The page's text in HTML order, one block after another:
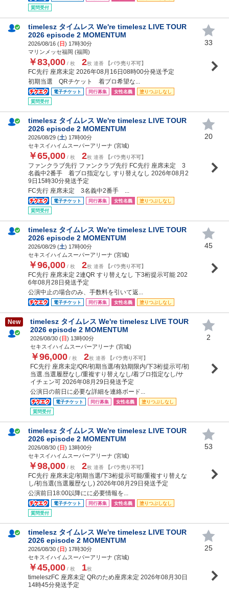
質問受付
timelesz タイムレス We're timelesz LIVE TOUR
2026 episode 2 MOMENTUM
2026/08/16 (日) 17時30分
マリンメッセ福岡 (福岡)
￥83,000 / 枚 2枚 連番 【バラ売り不可】
FC先行 座席未定 2026年08月16日08時00分発送予定
初期当選 QRチケット 着ブロ希望な...
電子チケット 同行募集 女性名義
塗りつぶしなし
質問受付
33
timelesz タイムレス We're timelesz LIVE TOUR
2026 episode 2 MOMENTUM
2026/08/29 (土) 17時00分
セキスイハイムスーパーアリーナ (宮城)
￥65,000 / 枚 2枚 連番 【バラ売り不可】
ファンクラブ先行 ファンクラブ先行 FC先行 座席未定 3
名義中2番手 着ブロ指定なし すり替えなし 2026年08月2
9日15時30分発送予定
FC先行 座席未定 3名義中2番手 ...
電子チケット 同行募集 女性名義
塗りつぶしなし
質問受付
20
timelesz タイムレス We're timelesz LIVE TOUR
2026 episode 2 MOMENTUM
2026/08/29 (土) 17時00分
セキスイハイムスーパーアリーナ (宮城)
￥96,000 / 枚 2枚 連番 【バラ売り不可】
FC先行 座席未定 2連QR すり替えなし 下3桁提示可能 202
6年08月28日発送予定
公演中止の場合のみ、手数料を引いて返...
電子チケット 同行募集 女性名義 塗りつぶしなし
45
New
timelesz タイムレス We're timelesz LIVE TOUR
2026 episode 2 MOMENTUM
2026/08/30 (日) 13時00分
セキスイハイムスーパーアリーナ (宮城)
￥96,000 / 枚 2枚 連番 【バラ売り不可】
FC先行 座席未定/QR/初期当選/有効期限内/下3桁提示可/初
当選.当選履歴なし/重複すり替えなし/着ブロ指定なし/サ
イチェン可 2026年08月29日発送予定
公演日の前日に必要な詳細を連絡ボード...
電子チケット 同行募集 女性名義
塗りつぶしなし
質問受付
2
timelesz タイムレス We're timelesz LIVE TOUR
2026 episode 2 MOMENTUM
2026/08/30 (日) 13時00分
セキスイハイムスーパーアリーナ (宮城)
￥98,000 / 枚 2枚 連番 【バラ売り不可】
FC先行 座席未定/初期当選/下3桁提示可能/重複すり替えな
し/初当選(当選履歴なし) 2026年08月29日発送予定
公演前日18:00以降にに必要情報を...
電子チケット 同行募集 女性名義
塗りつぶしなし
質問受付
53
timelesz タイムレス We're timelesz LIVE TOUR
2026 episode 2 MOMENTUM
2026/08/30 (日) 17時30分
セキスイハイムスーパーアリーナ (宮城)
￥45,000 / 枚 1枚
timeleszFC 座席未定 QRのため座席未定 2026年08月30日
14時45分発送予定
25